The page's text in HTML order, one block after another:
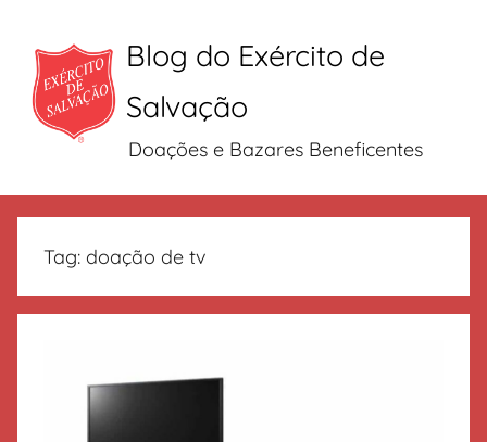
conteúdo
Blog do Exército de
Salvação
Doações e Bazares Beneficentes
Tag: doação de tv